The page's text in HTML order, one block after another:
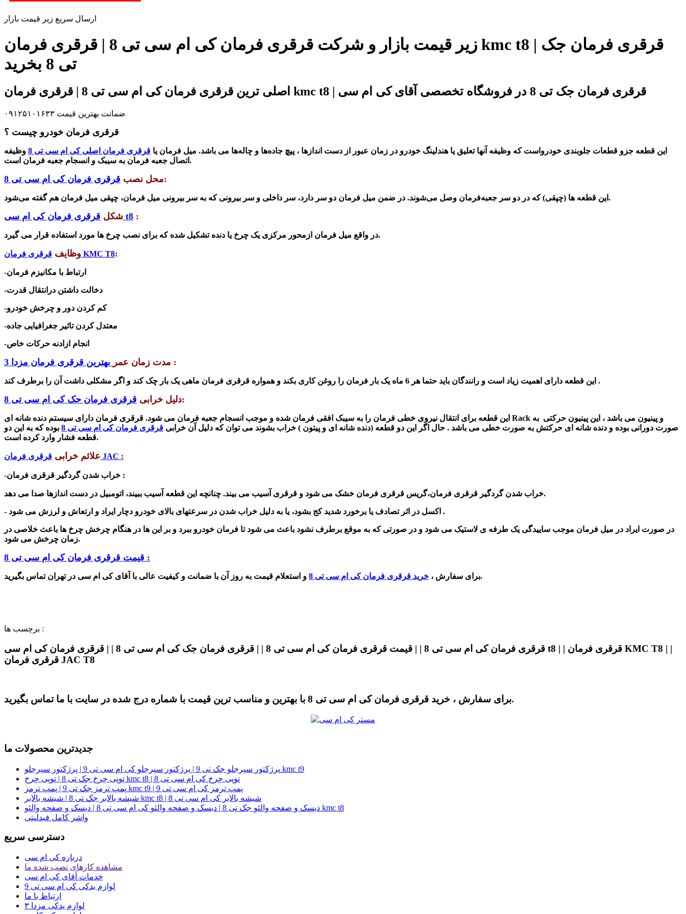
ارسال سریع زیر قیمت بازار
زیر قیمت بازار و شرکت قرقری فرمان کی ام سی تی 8 | قرقری فرمان kmc t8 | قرقری فرمان جک
تی 8 بخرید
اصلی ترین قرقری فرمان کی ام سی تی 8 | قرقری فرمان kmc t8 | قرقری فرمان جک تی 8 در فروشگاه تخصصی آقای کی ام سی
ضمانت بهترین قیمت ۰۹۱۲۵۱۰۱۶۳۳
قرقری فرمان خودرو چیست ؟
این قطعه جزو قطعات جلوبندی خودرواست که وظیفه آنها تعلیق یا هندلینگ خودرو در زمان عبور از دست اندازها ، پیچ جاده‌ها و چاله‌ها می باشد. میل فرمان یا قرقری فرمان اصلی کی ام سی تی 8
وظیفه
اتصال جعبه فرمان به سیبک و انسجام جعبه فرمان است.
محل نصب قرقری فرمان کی ام سی تی 8 :
این قطعه ها (چپقی) که در دو سر جعبه‌فرمان وصل می‌شوند. در ضمن میل فرمان دو سر دارد، سر داخلی و سر بیرونی که به سر بیرونی میل فرمان، چپقی میل فرمان هم گفته می‌شود.
شکل قرقری فرمان کی ام سی t8 :
در واقع میل فرمان ازمحور مرکزی یک چرخ یا دنده تشکیل شده که برای نصب چرخ ها مورد استفاده قرار می گیرد.
وظایف قرقری فرمان KMC T8:
-ارتباط با مکانیزم فرمان
-دخالت داشتن درانتقال قدرت
-کم کردن دور و چرخش خودرو
-معتدل کردن تاثیر جغرافیایی جاده
مدت زمان عمر بهترین قرقری فرمان مزدا 3 :
این قطعه دارای اهمیت زیاد است و رانندگان باید حتما هر 6 ماه یک بار فرمان را روغن کاری بکند و همواره قرقری فرمان ماهی یک بار چک کند و اگر مشکلی داشت آن را برطرف کند .
دلیل خرابی قرقری فرمان جک کی ام سی تی 8 :
این قطعه برای انتقال نیروی خطی فرمان را به سیبک افقی فرمان شده و موجب انسجام جعبه فرمان می شود. قرقری فرمان دارای سیستم دنده شانه ای Rack و پینیون می باشد ، این پینیون حرکتی به
صورت دورانی بوده و دنده شانه ای حرکتش به صورت خطی می باشد . حال اگر این دو قطعه (دنده شانه ای و پیتون ) خراب بشوند می توان که دلیل آن خرابی قرقری فرمان کی ام سی تی 8
بوده که به این دو
قطعه فشار وارد کرده است.
علائم خرابی قرقری فرمان JAC :
-خراب شدن گردگیر قرقری فرمان :
خراب شدن گردگیر قرقری فرمان،گریس قرقری فرمان خشک می شود و قرقری آسیب می بیند. چنانچه این قطعه آسیب ببیند، اتومبیل در دست اندازها صدا می دهد.
- اکسل در اثر تصادف یا برخورد شدید کج بشود، یا به دلیل خراب شدن در سرعتهای بالای خودرو دچار ایراد و ارتعاش و لرزش می شود .
در صورت ایراد در میل فرمان موجب ساییدگی یک طرفه ی لاستیک می شود و در صورتی که به موقع برطرف نشود باعث می شود تا فرمان خودرو ببرد و بر این ها در هنگام چرخش چرخ ها باعث خلاصی در
زمان چرخش می شود.
قیمت قرقری فرمان کی ام سی تی 8 :
برای سفارش ، خرید قرقری فرمان کی ام سی تی 8 و استعلام قیمت به روز آن با ضمانت و کیفیت عالی با آقای کی ام سی در تهران تماس بگیرید.
برچسب ها :
قرقری فرمان کی ام سی تی 8 | | قیمت قرقری فرمان کی ام سی تی 8 | | قرقری فرمان جک کی ام سی تی 8 | | قرقری فرمان کی ام سی t8 | | قرقری فرمان KMC T8 | |
قرقری فرمان JAC T8
برای سفارش ، خرید قرقری فرمان کی ام سی تی 8 با بهترین و مناسب ترین قیمت با شماره درج شده در سایت با ما تماس بگیرید.
جدیدترین محصولات ما
پرژکتور سپرجلو جک تی 9 | پرژکتور سپرجلو کی ام سی تی 9 | پرژکتور سپرجلو kmc t9
توپی چرخ جک تی 8 | توپی چرخ kmc t8 | توپی چرخ کی ام سی تی 8
پمپ ترمز جک تی 9 | پمپ ترمز kmc t9 | پمپ ترمز کی ام سی تی 9
شیشه بالابر جک تی 8 | شیشه بالابر kmc t8 | شیشه بالابر کی ام سی تی 8
دیسک و صفحه والئو جک تی 8 | دیسک و صفحه والئو کی ام سی تی 8 | دیسک و صفحه والئو kmc t8
واشر کامل فیدلیتی
دسترسی سریع
درباره کی ام سی
مشاهده کارهای نصب شده ما
خدمات آقای کی ام سی
لوازم یدکی کی ام سی تی 9
ارتباط با ما
لوازم یدکی مزدا ۳